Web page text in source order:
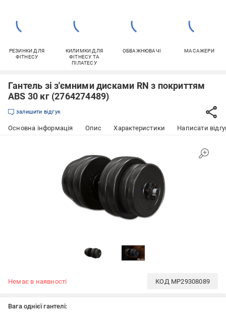
РЕЗИНКИ ДЛЯ
ФІТНЕСУ
КИЛИМКИ ДЛЯ
ФІТНЕСУ ТА
ПІЛАТЕСУ
ОБВАЖНЮВАЧІ МАСАЖЕРИ
Гантель зі з'ємними дисками RN з покриттям
ABS 30 кг (2764274489)
залишити відгук
Основна інформація Опис Характеристики Написати
Немає в наявності КОД MP29308089
Вага однієї гантелі: